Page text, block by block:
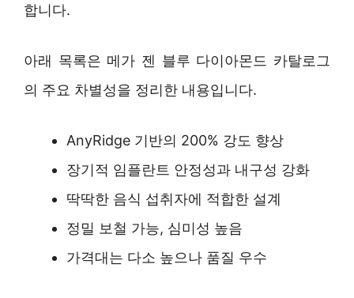
합니다.
아래 목록은 메가 젠 블루 다이아몬드 카탈로그
의 주요 차별성을 정리한 내용입니다.
AnyRidge 기반의 200% 강도 향상
장기적 임플란트 안정성과 내구성 강화
딱딱한 음식 섭취자에 적합한 설계
정밀 보철 가능, 심미성 높음
가격대는 다소 높으나 품질 우수